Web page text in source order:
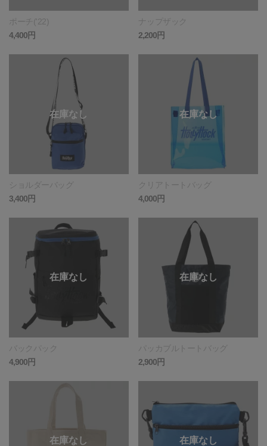
ポーチ('22)
4,400円
ナップザック
2,200円
ショルダーバッグ
3,400円
クリアトートバッグ
4,000円
バックパック
4,900円
パッカブルトートバッグ
2,900円